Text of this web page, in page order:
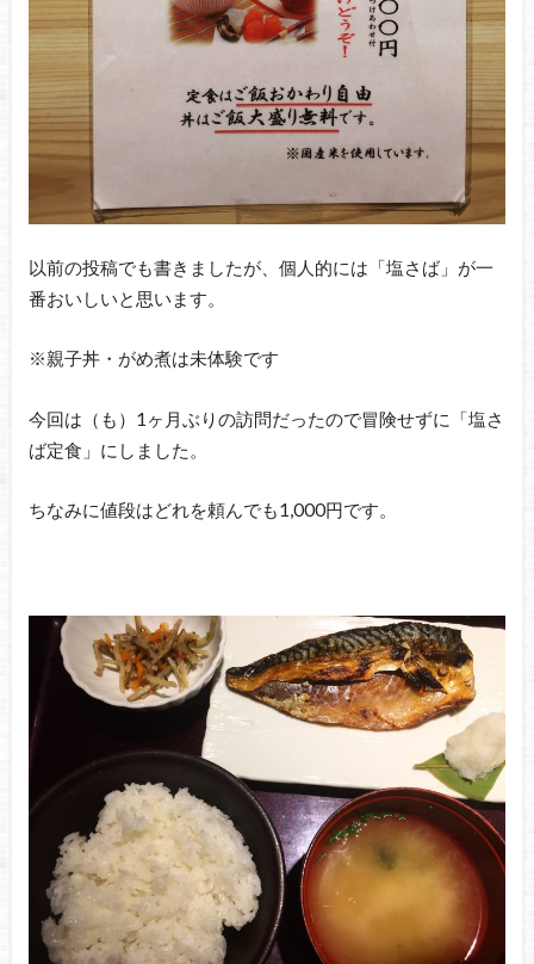
以前の投稿でも書きましたが、個人的には「塩さば」が一
番おいしいと思います。
※親子丼・がめ煮は未体験です
今回は（も）1ヶ月ぶりの訪問だったので冒険せずに「塩さ
ば定食」にしました。
ちなみに値段はどれを頼んでも1,000円です。